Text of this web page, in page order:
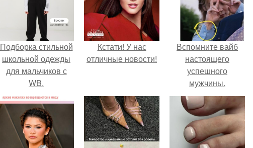
Подборка стильной
школьной одежды
для мальчиков с
WB.
Кстати! У нас
отличные новости!
Вспомните вайб
настоящего
успешного
мужчины.